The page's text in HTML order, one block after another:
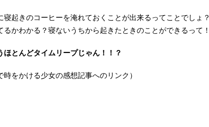
寝起きのコーヒーを淹れておくことが出来るってことでしょ？
るかわかる？寝ないうちから起きたときのことができるって！
ほとんどタイムリープじゃん！！？
時をかける少女の感想記事へのリンク）